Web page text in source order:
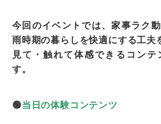
今回のイベントでは、家事ラク
雨時期の暮らしを快適にする工夫
見て・触れて体感できるコンテ
す。
🟢当日の体験コンテンツ